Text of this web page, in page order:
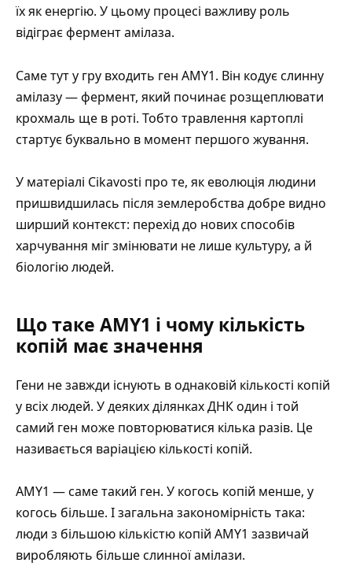
їх як енергію. У цьому процесі важливу роль
відіграє фермент амілаза.
Саме тут у гру входить ген AMY1. Він кодує слинну
амілазу — фермент, який починає розщеплювати
крохмаль ще в роті. Тобто травлення картоплі
стартує буквально в момент першого жування.
У матеріалі Cikavosti про те, як еволюція людини
пришвидшилась після землеробства добре видно
ширший контекст: перехід до нових способів
харчування міг змінювати не лише культуру, а й
біологію людей.
Що таке AMY1 і чому кількість
копій має значення
Гени не завжди існують в однаковій кількості копій
у всіх людей. У деяких ділянках ДНК один і той
самий ген може повторюватися кілька разів. Це
називається варіацією кількості копій.
AMY1 — саме такий ген. У когось копій менше, у
когось більше. І загальна закономірність така:
люди з більшою кількістю копій AMY1 зазвичай
виробляють більше слинної амілази.